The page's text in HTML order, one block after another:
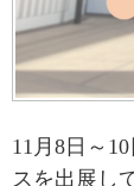
11月8日～
スを出展し